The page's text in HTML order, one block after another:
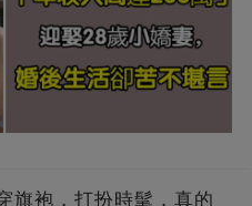
旗袍，打扮時髦，真的